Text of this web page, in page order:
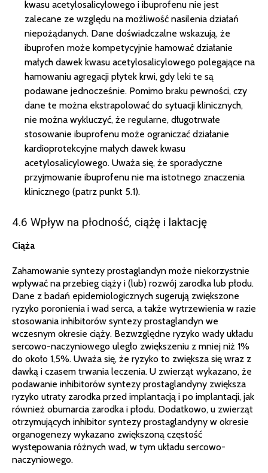
kwasu acetylosalicylowego i ibuprofenu nie jest
zalecane ze względu na możliwość nasilenia działań
niepożądanych. Dane doświadczalne wskazują, że
ibuprofen może kompetycyjnie hamować działanie
małych dawek kwasu acetylosalicylowego polegające na
hamowaniu agregacji płytek krwi, gdy leki te są
podawane jednocześnie. Pomimo braku pewności, czy
dane te można ekstrapolować do sytuacji klinicznych,
nie można wykluczyć, że regularne, długotrwałe
stosowanie ibuprofenu może ograniczać działanie
kardioprotekcyjne małych dawek kwasu
acetylosalicylowego. Uważa się, że sporadyczne
przyjmowanie ibuprofenu nie ma istotnego znaczenia
klinicznego (patrz punkt 5.1).
4.6 Wpływ na płodność, ciążę i laktację
Ciąża
Zahamowanie syntezy prostaglandyn może niekorzystnie
wpływać na przebieg ciąży i (lub) rozwój zarodka lub płodu.
Dane z badań epidemiologicznych sugerują zwiększone
ryzyko poronienia i wad serca, a także wytrzewienia w razie
stosowania inhibitorów syntezy prostaglandyn we
wczesnym okresie ciąży. Bezwzględne ryzyko wady układu
sercowo-naczyniowego uległo zwiększeniu z mniej niż 1%
do około 1,5%. Uważa się, że ryzyko to zwiększa się wraz z
dawką i czasem trwania leczenia. U zwierząt wykazano, że
podawanie inhibitorów syntezy prostaglandyny zwiększa
ryzyko utraty zarodka przed implantacją i po implantacji, jak
również obumarcia zarodka i płodu. Dodatkowo, u zwierząt
otrzymujących inhibitor syntezy prostaglandyny w okresie
organogenezy wykazano zwiększoną częstość
występowania różnych wad, w tym układu sercowo-
naczyniowego.